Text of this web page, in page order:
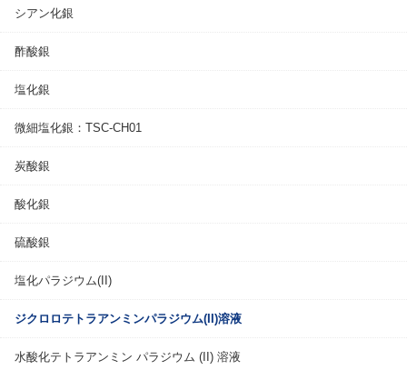
シアン化銀
酢酸銀
塩化銀
微細塩化銀：TSC-CH01
炭酸銀
酸化銀
硫酸銀
塩化パラジウム(II)
ジクロロテトラアンミンパラジウム(II)溶液
水酸化テトラアンミン パラジウム (II) 溶液